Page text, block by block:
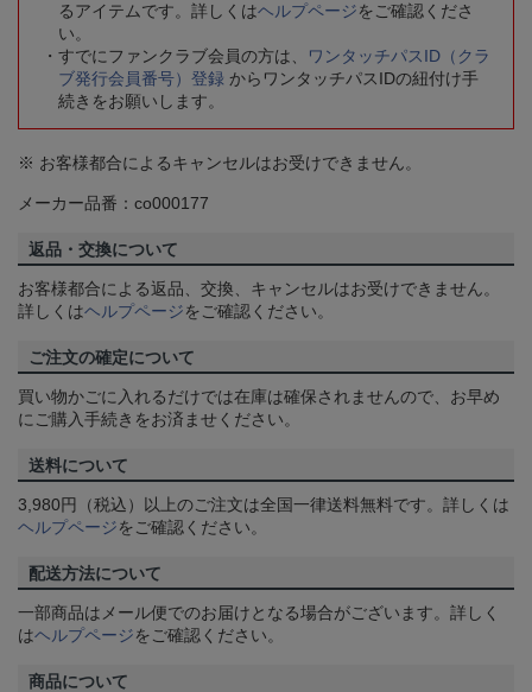
るアイテムです。詳しくはヘルプページをご確認くださ
い。
すでにファンクラブ会員の方は、
ワンタッチパスID（クラ
ブ発行会員番号）登録 からワンタッチパスIDの紐付け手
続きをお願いします。
※ お客様都合によるキャンセルはお受けできません。
メーカー品番：co000177
返品・交換について
お客様都合による返品、交換、キャンセルはお受けできません。
詳しくはヘルプページをご確認ください。
ご注文の確定について
買い物かごに入れるだけでは在庫は確保されませんので、お早め
にご購入手続きをお済ませください。
送料について
3,980円（税込）以上のご注文は全国一律送料無料です。詳しくは
ヘルプページをご確認ください。
配送方法について
一部商品はメール便でのお届けとなる場合がございます。詳しく
はヘルプページをご確認ください。
商品について